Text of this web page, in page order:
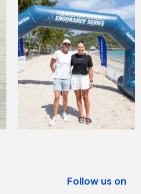
Follow us on